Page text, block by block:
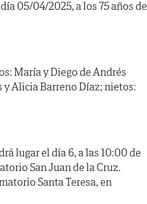
05/04/2025, a los 75 años de
María y Diego de Andrés
Alicia Barreno Díaz; nietos:
lugar el día 6, a las 10:00 de
San Juan de la Cruz.
Santa Teresa, en